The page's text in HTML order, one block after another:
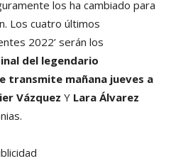
los ha cambiado para
Los cuatro últimos
2022’ serán los
del legendario
transmite mañana jueves a
Vázquez Y Lara Álvarez